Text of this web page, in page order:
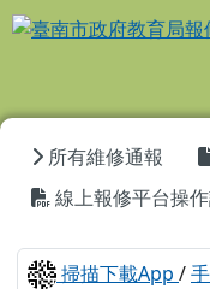
跳至主內容區
臺南市政府教
所有維修通報
線上報修平台操
掃描下載App /
頁尾區域